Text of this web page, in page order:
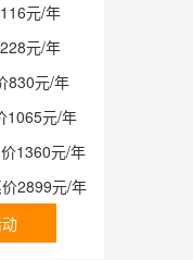
元/年
元/年
830元/年
1065元/年
1360元/年
2899元/年